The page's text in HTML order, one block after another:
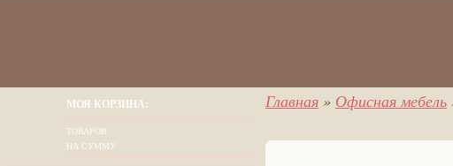
МОЯ КОРЗИНА:
ТОВАРОВ
НА СУММУ
Главная » Офисная мебель